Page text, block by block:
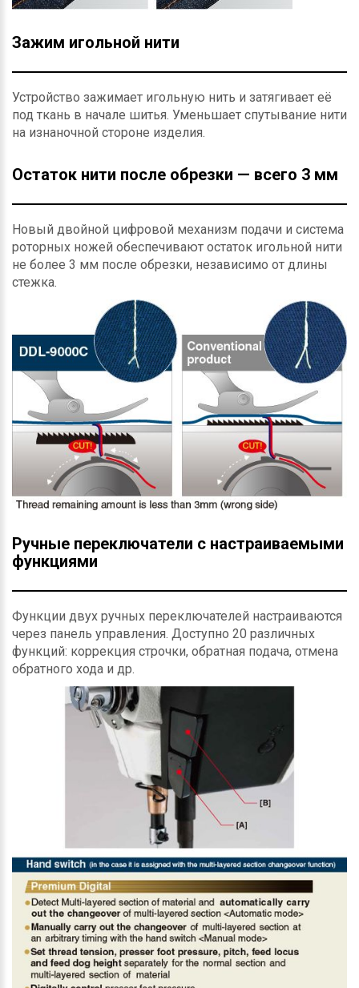
Зажим игольной нити
Устройство зажимает игольную нить и затягивает её
под ткань в начале шитья. Уменьшает спутывание нити
на изнаночной стороне изделия.
Остаток нити после обрезки — всего 3 мм
Новый двойной цифровой механизм подачи и система
роторных ножей обеспечивают остаток игольной нити
не более 3 мм после обрезки, независимо от длины
стежка.
Ручные переключатели с настраиваемыми
функциями
Функции двух ручных переключателей настраиваются
через панель управления. Доступно 20 различных
функций: коррекция строчки, обратная подача, отмена
обратного хода и др.